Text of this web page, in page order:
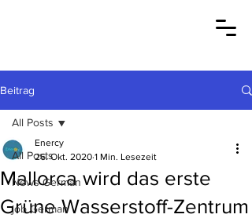
Beitrag
All Posts
News German
job German
All Posts
Mallorca wird das erste
Grüne Wasserstoff-Zentrum
Enercy
26. Okt. 2020 1 Min. Lesezeit